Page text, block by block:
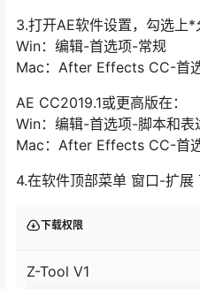
3.打开AE软件设置，勾选上
Win：编辑-首选项-常规
Mac：After Effects CC-首
AE CC2019.1或更高版在：
Win：编辑-首选项-脚本和表
Mac：After Effects CC-首
4.在软件顶部菜单 窗口-扩展
下载权限
Z-Tool V1